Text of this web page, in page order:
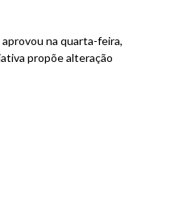
na quarta-feira,
propõe alteração